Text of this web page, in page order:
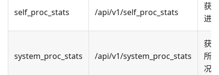
self_proc_stats /api/v1/self_proc_stats
获
进
system_proc_stats /api/v1/system_proc_stats
获
所
况